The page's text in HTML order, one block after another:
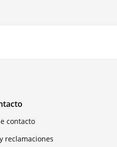
contacto
reclamaciones